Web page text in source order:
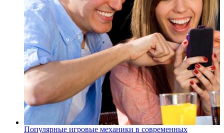
Популярные игровые механики в современных